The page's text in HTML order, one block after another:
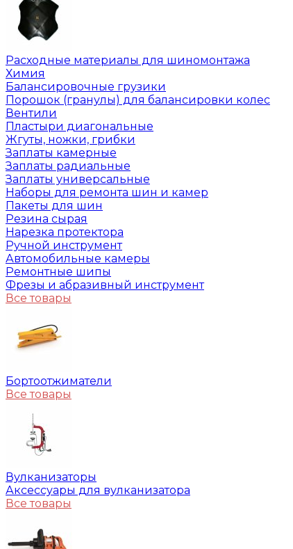
Расходные материалы для шиномонтажа
Химия
Балансировочные грузики
Порошок (гранулы) для балансировки колес
Вентили
Пластыри диагональные
Жгуты, ножки, грибки
Заплаты камерные
Заплаты радиальные
Заплаты универсальные
Наборы для ремонта шин и камер
Пакеты для шин
Резина сырая
Нарезка протектора
Ручной инструмент
Автомобильные камеры
Ремонтные шипы
Фрезы и абразивный инструмент
Все товары
Бортоотжиматели
Все товары
Вулканизаторы
Аксессуары для вулканизатора
Все товары